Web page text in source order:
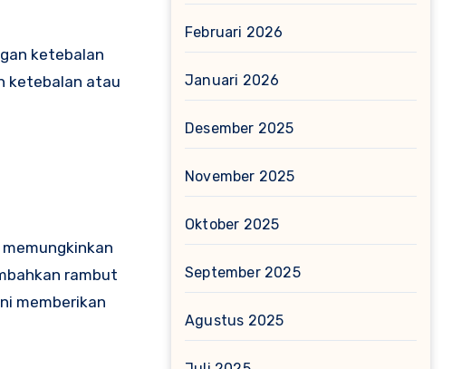
ketebalan
ketebalan atau
rambut
memberikan
Februari 2026
Januari 2026
Desember 2025
November 2025
Oktober 2025
September 2025
Agustus 2025